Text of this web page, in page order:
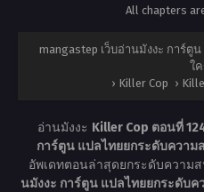
All chapters
mangastep เว็บอ่านมังงะ การ์
ใ
› Killer Cop ›
อ่านมังงะ Killer Cop ตอนที่
การ์ตูน แปลไทยยกระดับความ
อัพเดทตอนล่าสุดยกระดับความ
นมังงะ การ์ตูน แปลไทยยกระดับ